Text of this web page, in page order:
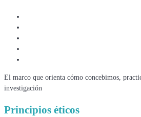
El marco que orienta cómo concebimos,
investigación
Principios éticos